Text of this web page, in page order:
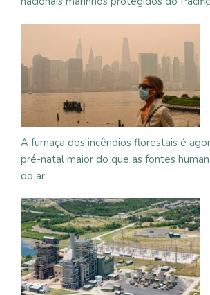
A fumaça dos incêndios florestais é
pré-natal maior do que as fontes
do ar